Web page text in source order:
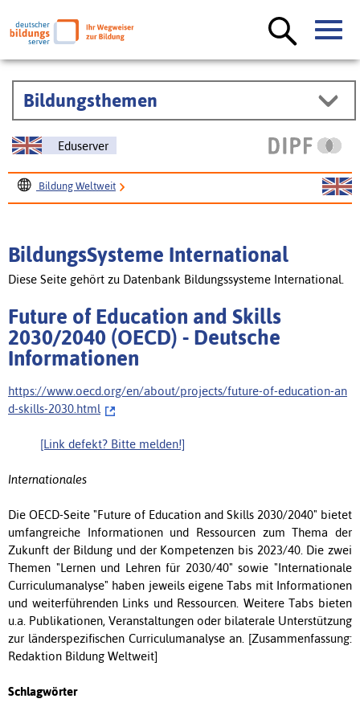
Bildungsthemen
Eduserver
Bildung Weltweit
BildungsSysteme International
Diese Seite gehört zu Datenbank Bildungssysteme International.
Future of Education and Skills
2030/2040 (OECD) - Deutsche
Informationen
https://www.oecd.org/en/about/projects/future-of-education-an
d-skills-2030.html
[Link defekt? Bitte melden!]
Internationales
Die OECD-Seite "Future of Education and Skills 2030/2040" bietet
umfangreiche Informationen und Ressourcen zum Thema der
Zukunft der Bildung und der Kompetenzen bis 2023/40. Die zwei
Themen "Lernen und Lehren für 2030/40" sowie "Internationale
Curriculumanalyse" haben jeweils eigene Tabs mit Informationen
und weiterführenden Links und Ressourcen. Weitere Tabs bieten
u.a. Publikationen, Veranstaltungen oder bilaterale Unterstützung
zur länderspezifischen Curriculumanalyse an. [Zusammenfassung:
Redaktion Bildung Weltweit]
Schlagwörter